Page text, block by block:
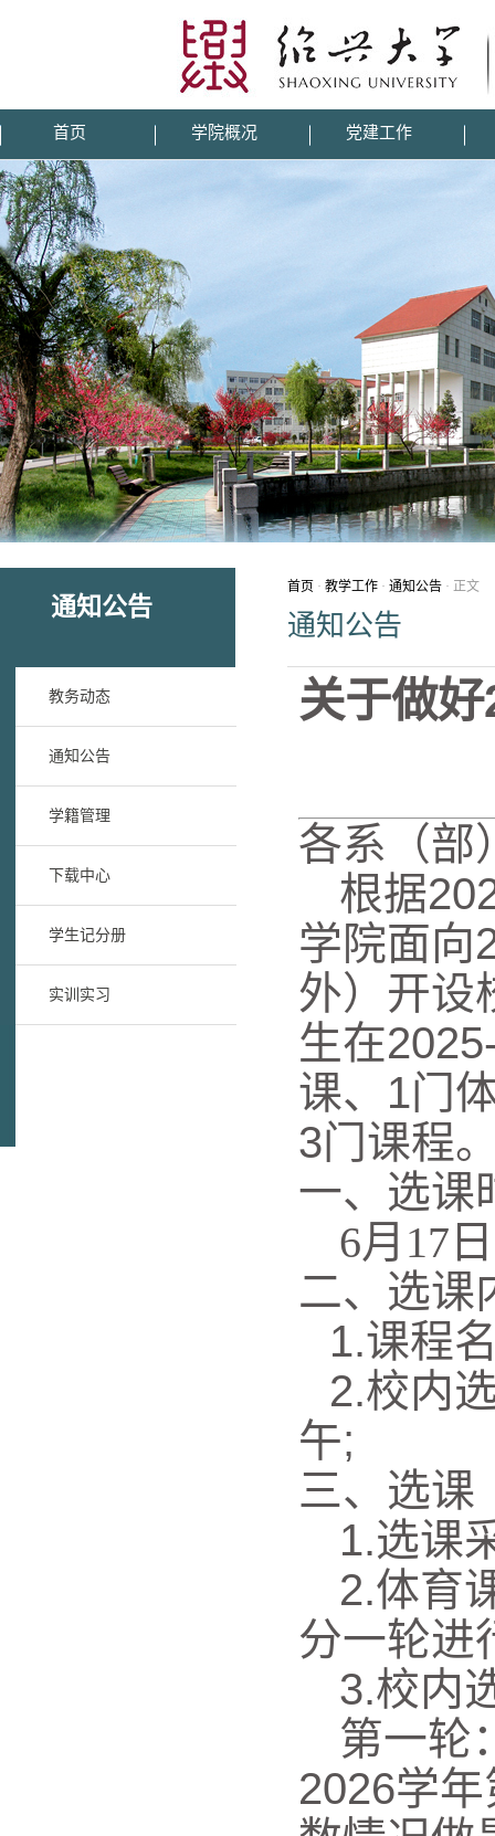
首页 学院概况 党建工作
通知公告
教务动态
通知公告
学籍管理
下载中心
学生记分册
实训实习
首页 · 教学工作 · 通知公告 · 正文
通知公告
关于做
各系 （部
根据20
学院面向
外） 开设
生在2025
课、1门
3门课程
一、选课
6月 17 日
二、选课
1.课程
2.校内
午;
三、选课
1.选课
2.体育
分一轮进
3.校内
第一轮
2026学年